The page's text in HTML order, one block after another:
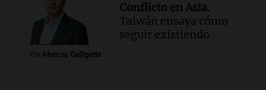
Por Marcos Calligaris
Conflicto en Asia.
Taiwán ensaya cómo
seguir existiendo